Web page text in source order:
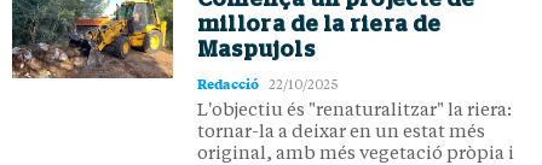
millora de la riera de
Maspujols
Redacció 22/10/2025
L'objectiu és "renaturalitzar" la riera:
tornar-la a deixar en un estat més
original, amb més vegetació pròpia i